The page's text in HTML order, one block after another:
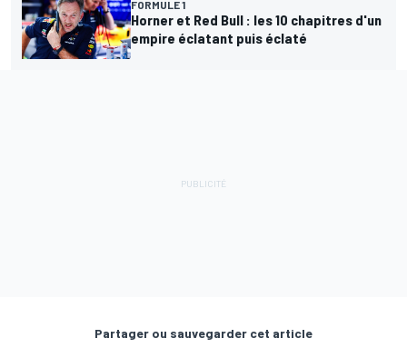
FORMULE 1
Horner et Red Bull : les 10 chapitres d'un
empire éclatant puis éclaté
Partager ou sauvegarder cet article